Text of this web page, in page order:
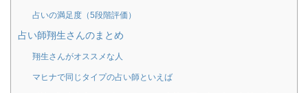
占いの満足度（5段階評価）
占い師翔生さんのまとめ
翔生さんがオススメな人
マヒナで同じタイプの占い師といえば